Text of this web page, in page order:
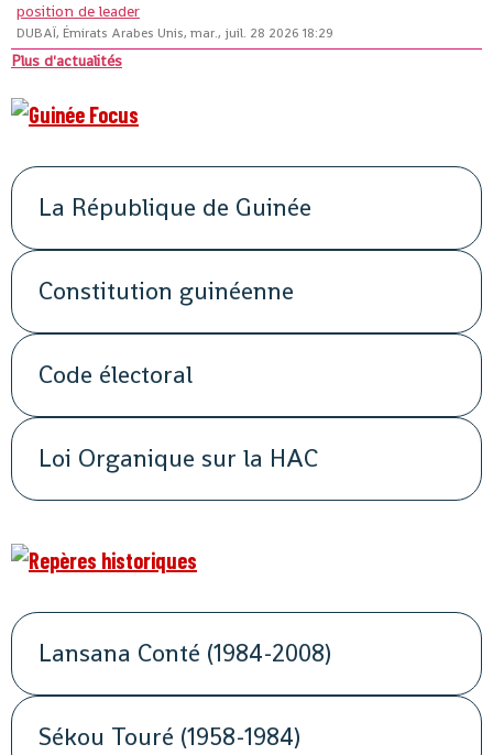
position de leader
DUBAÏ, Émirats Arabes Unis, mar., juil. 28 2026 18:29
Plus d'actualités
La République de Guinée
Constitution guinéenne
Code électoral
Loi Organique sur la HAC
Lansana Conté (1984-2008)
Sékou Touré (1958-1984)